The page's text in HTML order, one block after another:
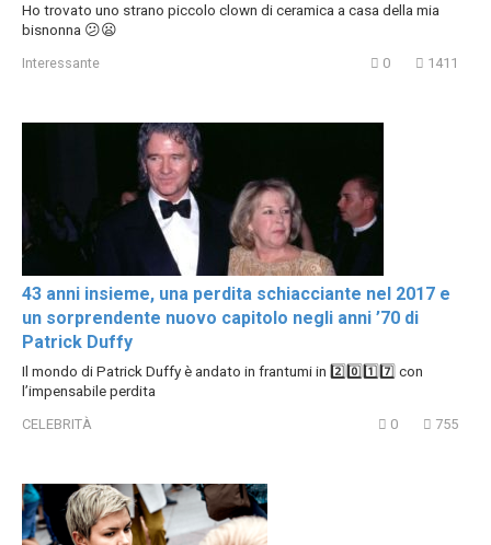
Ho trovato uno strano piccolo clown di ceramica a casa della mia
bisnonna 😕😦
Interessante 0 1411
43 anni insieme, una perdita schiacciante nel 2017 e
un sorprendente nuovo capitolo negli anni ’70 di
Patrick Duffy
Il mondo di Patrick Duffy è andato in frantumi in 2️⃣0️⃣1️⃣7️⃣ con
l’impensabile perdita
CELEBRITÀ 0 755